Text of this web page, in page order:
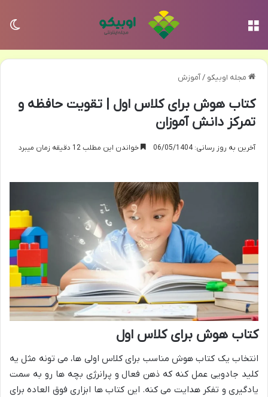
مجله اوبیکو /آموزش
کتاب هوش برای کلاس اول | تقویت حافظه و
تمرکز دانش آموزان
آخرین به روز رسانی: 06/05/1404 خواندن این مطلب 12 دقیقه زمان میبرد
کتاب هوش برای کلاس اول
انتخاب یک کتاب هوش مناسب برای کلاس اولی ها، می تونه مثل یه
کلید جادویی عمل کنه که ذهن فعال و پرانرژی بچه ها رو به سمت
یادگیری و تفکر هدایت می کنه. این کتاب ها ابزاری فوق العاده برای